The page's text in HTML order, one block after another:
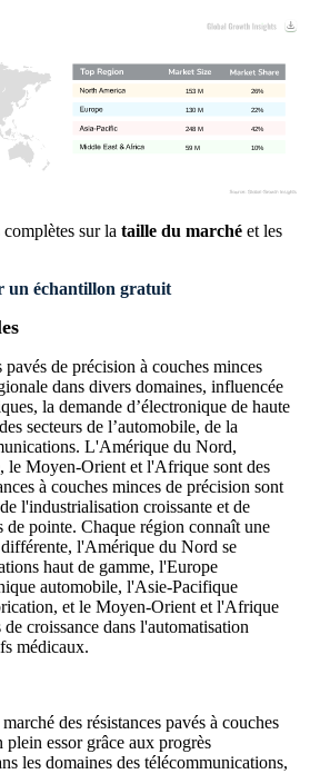
10%
59 M
42%
248 M
22%
130 M
26%
153 M
sur la taille du marché et les
un échantillon gratuit
pavés de précision à couches minces
dans divers domaines, influencée
la demande d’électronique de haute
secteurs de l’automobile, de la
L'Amérique du Nord,
le Moyen-Orient et l'Afrique sont des
à couches minces de précision sont
l'industrialisation croissante et de
pointe. Chaque région connaît une
l'Amérique du Nord se
haut de gamme, l'Europe
automobile, l'Asie-Pacifique
et le Moyen-Orient et l'Afrique
croissance dans l'automatisation
médicaux.
des résistances pavés à couches
plein essor grâce aux progrès
les domaines des télécommunications,